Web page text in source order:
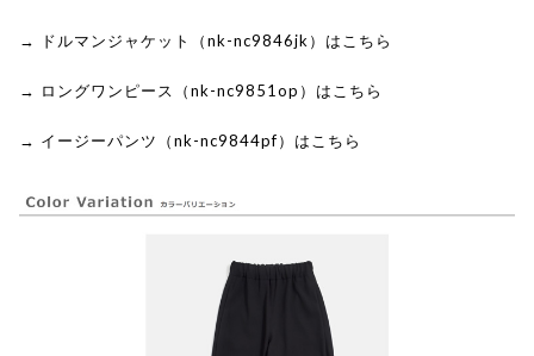
→ ドルマンジャケット（nk-nc9846jk）はこちら
→ ロングワンピース（nk-nc9851op）はこちら
→ イージーパンツ（nk-nc9844pf）はこちら